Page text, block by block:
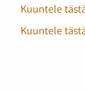
Kuuntele
Kuuntele